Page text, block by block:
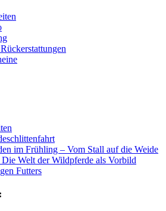
im Frühling – Vom Stall auf die Weide
Welt der Wildpferde als Vorbild
Futters